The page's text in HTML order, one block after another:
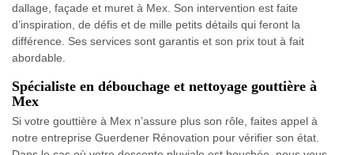
dallage, façade et muret à Mex. Son intervention est faite
d’inspiration, de défis et de mille petits détails qui feront la
différence. Ses services sont garantis et son prix tout à fait
abordable.
Spécialiste en débouchage et nettoyage gouttière à
Mex
Si votre gouttière à Mex n’assure plus son rôle, faites appel à
notre entreprise Guerdener Rénovation pour vérifier son état.